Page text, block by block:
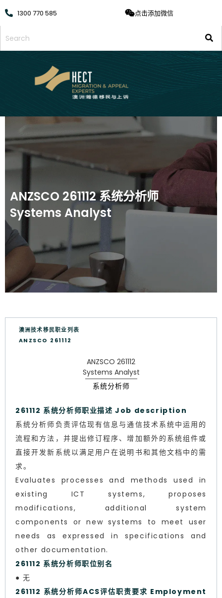
1300 770 585 点击添加微信
ANZSCO 261112 系统分析师
Systems Analyst
澳洲技术移民职业列表
ANZSCO 261112
ANZSCO 261112
Systems Analyst
系统分析师
261112 系统分析师职业描述 Job description
系统分析师负责评估现有信息与通信技术系统中运用的
流程和方法，并提出修订程序、增加额外的系统组件或
直接开发新系统以满足用户在说明书和其他文档中的需
求。
Evaluates processes and methods used in
existing ICT systems, proposes
modifications, additional system
components or new systems to meet user
needs as expressed in specifications and
other documentation.
261112 系统分析师职位别名
● 无
261112 系统分析师ACS评估职责要求 Employment